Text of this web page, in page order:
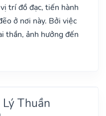
trí đồ đạc, tiến hành
ở nơi này. Bởi việc
thần, ảnh hưởng đến
Thuần